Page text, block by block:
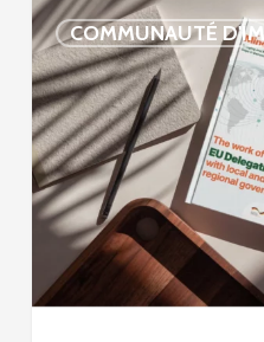
COMMUNAUTÉ
Étude
sur
la
délégation
de
l’UE